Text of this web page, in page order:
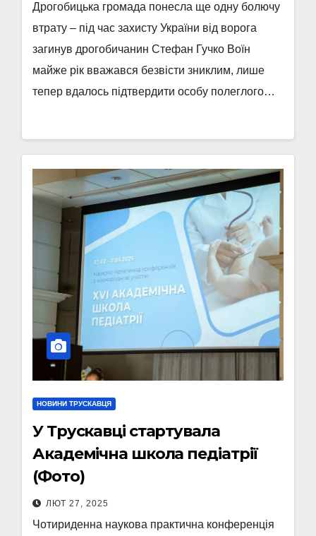
Дрогобицька громада понесла ще одну болючу
втрату – під час захисту України від ворога
загинув дрогобичанин Стефан Гучко Воїн
майже рік вважався безвісти зниклим, лише
тепер вдалось підтвердити особу полеглого…
НОВИНИ ТРУСКАВЦЯ
У Трускавці стартувала
Академічна школа педіатрії
(Фото)
ЛЮТ 27, 2025
Чотириденна наукова практична конференція